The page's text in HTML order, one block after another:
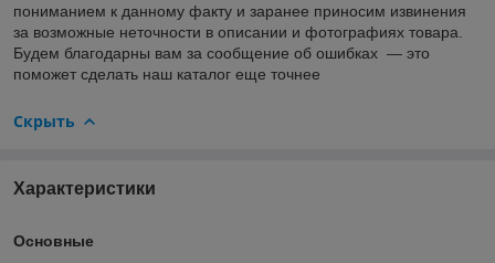
пониманием к данному факту и заранее приносим извинения
за возможные неточности в описании и фотографиях товара.
Будем благодарны вам за сообщение об ошибках — это
поможет сделать наш каталог еще точнее
Скрыть
Характеристики
Основные